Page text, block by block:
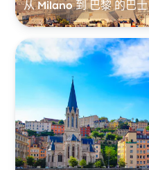
从 Milano 到 巴黎 的巴士